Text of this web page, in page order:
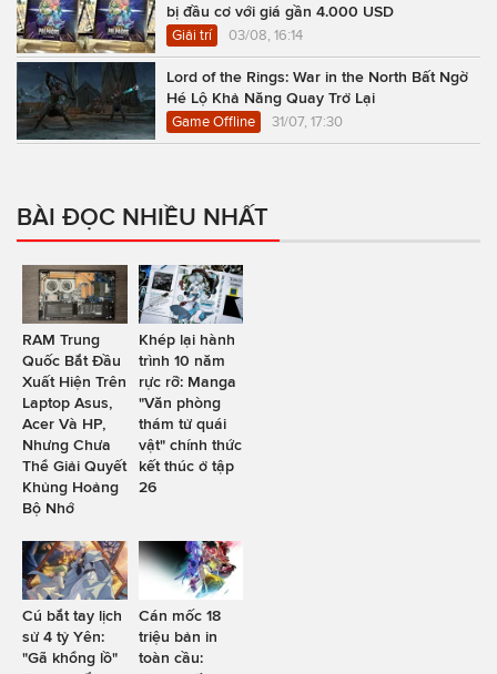
bị đầu cơ với giá gần 4.000 USD
Giải trí 03/08, 16:14
Lord of the Rings: War in the North Bất Ngờ
Hé Lộ Khả Năng Quay Trở Lại
Game Offline 31/07, 17:30
BÀI ĐỌC NHIỀU NHẤT
RAM Trung
Quốc Bắt Đầu
Xuất Hiện Trên
Laptop Asus,
Acer Và HP,
Nhưng Chưa
Thể Giải Quyết
Khủng Hoảng
Bộ Nhớ
Khép lại hành
trình 10 năm
rực rỡ: Manga
"Văn phòng
thám tử quái
vật" chính thức
kết thúc ở tập
26
Cú bắt tay lịch
sử 4 tỷ Yên:
"Gã khổng lồ"
Cán mốc 18
triệu bản in
toàn cầu: